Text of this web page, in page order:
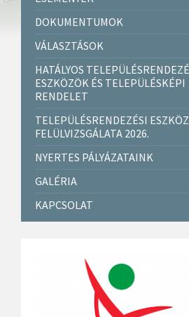
DOKUMENTUMOK
VÁLASZTÁSOK
HATÁLYOS
ESZKÖZÖK ÉS TELEPÜLÉSKÉPI
RENDELET
TELEPÜLÉSRENDEZÉSI
FELÜLVIZSGÁLATA 2026.
NYERTES PÁLYÁZATAINK
GALÉRIA
KAPCSOLAT